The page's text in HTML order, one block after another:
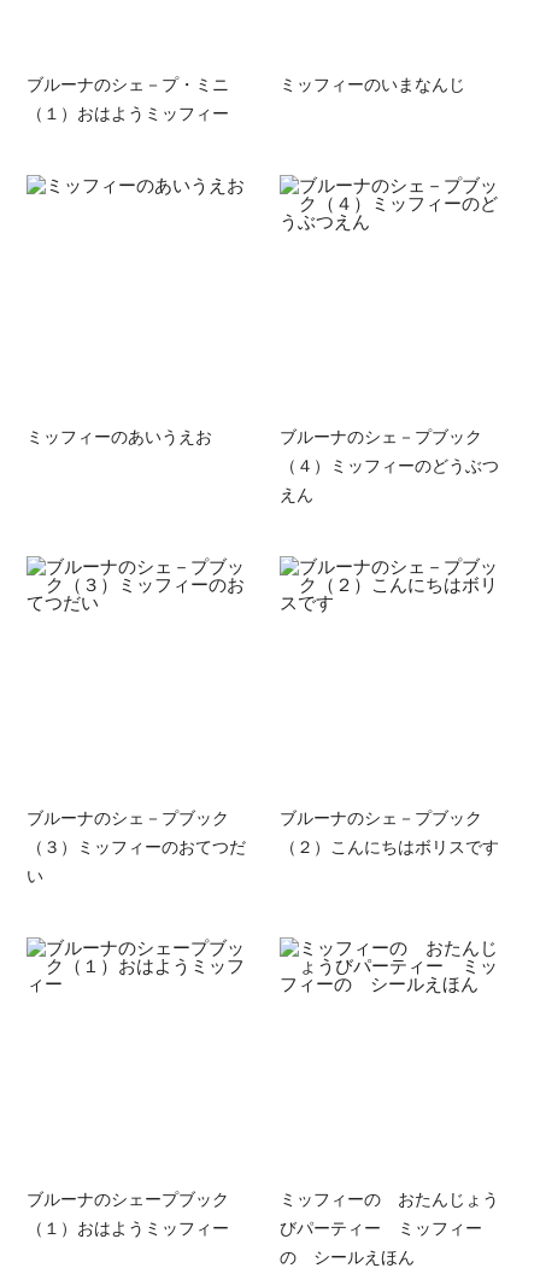
ブルーナのシェ－プ・ミニ
（１）おはようミッフィー
ミッフィーのいまなんじ
ミッフィーのあいうえお
ブルーナのシェ－プブック
（４）ミッフィーのどうぶつ
えん
ブルーナのシェ－プブック
（３）ミッフィーのおてつだ
い
ブルーナのシェ－プブック
（２）こんにちはボリスです
ブルーナのシェープブック
（１）おはようミッフィー
ミッフィーの おたんじょう
びパーティー ミッフィー
の シールえほん